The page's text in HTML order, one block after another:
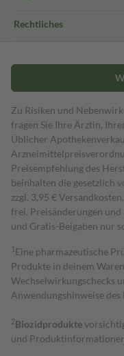
Rechtliches
Zu Risiken und
fragen Sie Ihre Ärztin,
Üblicher
Preisempfehlung des
beinhalten die gesetzlich
zzgl. 3,95 €
frei. Preisänderungen
und Gratis-Beigaben nur
1 Eine pharmazeutische
Produkte in deinem
Wechselwirkungschecks
Anwendungshinweise des
2Biozidprodukte
und